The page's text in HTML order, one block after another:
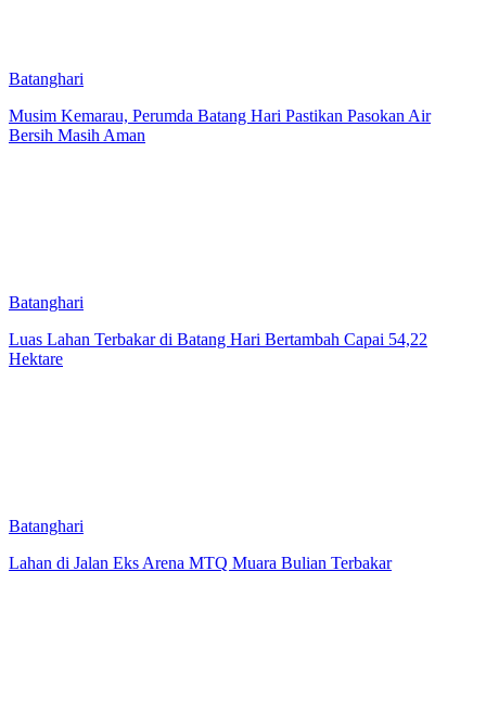
Batanghari
Musim Kemarau, Perumda Batang Hari Pastikan Pasokan Air
Bersih Masih Aman
Batanghari
Luas Lahan Terbakar di Batang Hari Bertambah Capai 54,22
Hektare
Batanghari
Lahan di Jalan Eks Arena MTQ Muara Bulian Terbakar